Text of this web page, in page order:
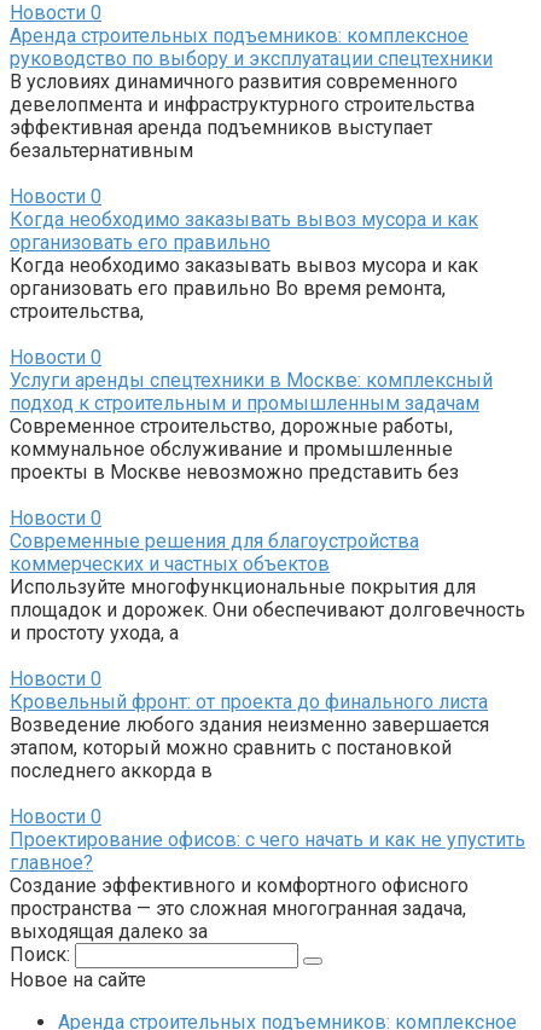
Новости 0
Аренда строительных подъемников: комплексное
руководство по выбору и эксплуатации спецтехники
В условиях динамичного развития современного
девелопмента и инфраструктурного строительства
эффективная аренда подъемников выступает
безальтернативным
Новости 0
Когда необходимо заказывать вывоз мусора и как
организовать его правильно
Когда необходимо заказывать вывоз мусора и как
организовать его правильно Во время ремонта,
строительства,
Новости 0
Услуги аренды спецтехники в Москве: комплексный
подход к строительным и промышленным задачам
Современное строительство, дорожные работы,
коммунальное обслуживание и промышленные
проекты в Москве невозможно представить без
Новости 0
Современные решения для благоустройства
коммерческих и частных объектов
Используйте многофункциональные покрытия для
площадок и дорожек. Они обеспечивают долговечность
и простоту ухода, а
Новости 0
Кровельный фронт: от проекта до финального листа
Возведение любого здания неизменно завершается
этапом, который можно сравнить с постановкой
последнего аккорда в
Новости 0
Проектирование офисов: с чего начать и как не упустить
главное?
Создание эффективного и комфортного офисного
пространства — это сложная многогранная задача,
выходящая далеко за
Поиск:
Новое на сайте
Аренда строительных подъемников: комплексное